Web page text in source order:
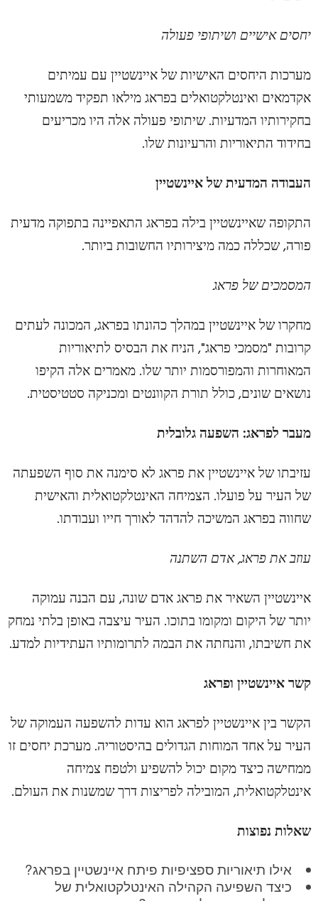
יחסים אישיים ושיתופי פעולה
מערכות היחסים האישיות של איינשטיין עם עמיתים
אקדמאים ואינטלקטואלים בפראג מילאו תפקיד משמעותי
בחקירותיו המדעיות. שיתופי פעולה אלה היו מכריעים
בחידוד התיאוריות והרעיונות שלו.
העבודה המדעית של איינשטיין
התקופה שאיינשטיין בילה בפראג התאפיינה בתפוקה מדעית
פורה, שכללה כמה מיצירותיו החשובות ביותר.
המסמכים של פראג
מחקרו של איינשטיין במהלך כהונתו בפראג, המכונה לעתים
קרובות "מסמכי פראג", הניח את הבסיס לתיאוריות
המאוחרות והמפורסמות יותר שלו. מאמרים אלה הקיפו
נושאים שונים, כולל תורת הקוונטים ומכניקה סטטיסטית.
מעבר לפראג: השפעה גלובלית
עזיבתו של איינשטיין את פראג לא סימנה את סוף השפעתה
של העיר על פועלו. הצמיחה האינטלקטואלית והאישית
שחווה בפראג המשיכה להדהד לאורך חייו ועבודתו.
עוזב את פראג, אדם השתנה
איינשטיין השאיר את פראג אדם שונה, עם הבנה עמוקה
יותר של היקום ומקומו בתוכו. העיר עיצבה באופן בלתי נמחק
את חשיבתו, והנחתה את הבמה לתרומותיו העתידיות למדע.
קשר איינשטיין ופראג
הקשר בין איינשטיין לפראג הוא עדות להשפעה העמוקה של
העיר על אחד המוחות הגדולים בהיסטוריה. מערכת יחסים זו
ממחישה כיצד מקום יכול להשפיע ולטפח צמיחה
אינטלקטואלית, המובילה לפריצות דרך שמשנות את העולם.
שאלות נפוצות
אילו תיאוריות ספציפיות פיתח איינשטיין בפראג?
כיצד השפיעה הקהילה האינטלקטואלית של